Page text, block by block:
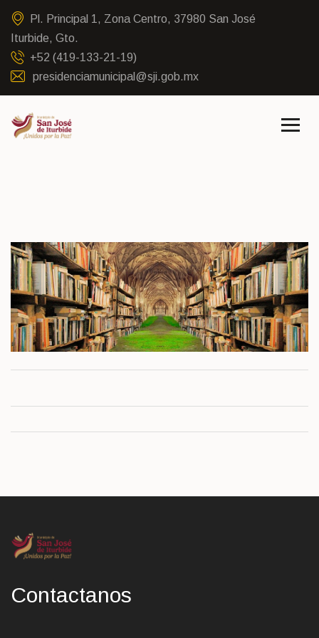
Pl. Principal 1, Zona Centro, 37980 San José
Iturbide, Gto.
+52 (419-133-21-19)
presidenciamunicipal@sji.gob.mx
Contactanos